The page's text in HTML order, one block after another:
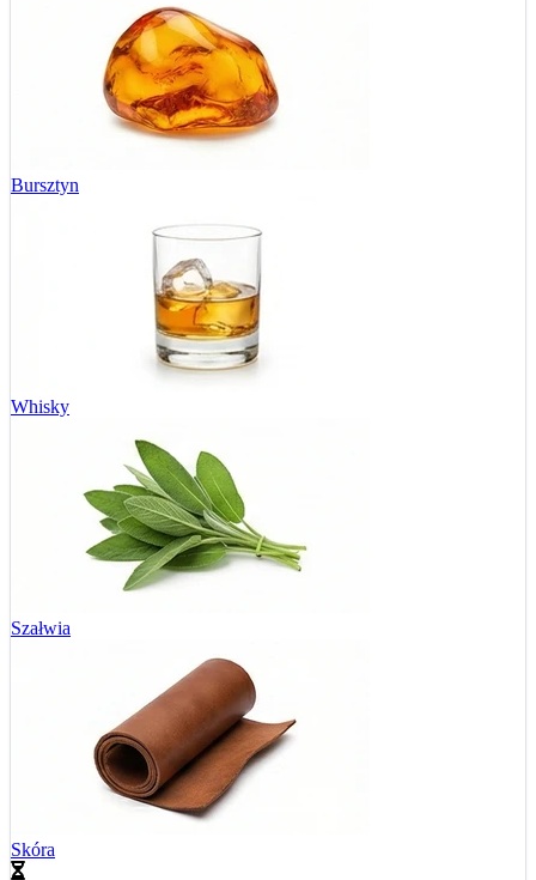
Bursztyn
Whisky
Szałwia
Skóra